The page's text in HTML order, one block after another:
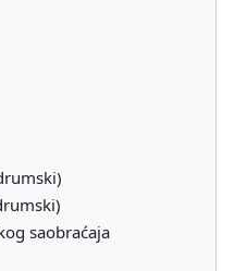
saobraćaja